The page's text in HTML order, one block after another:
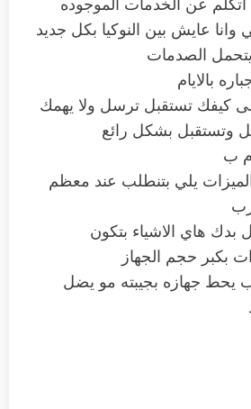
عايش بين النوكيا بكل جديد
يتحمل الصدمات
بالايام
كيفك تستقبل ترسل ولا يهمك
وتستقبل بشكل رائع
يلي بتنطلب عند معظم
بدك هاي الاشياء بتكون
بكبر حجم الجهاز
يحط جهازه بجيبته مو يضل